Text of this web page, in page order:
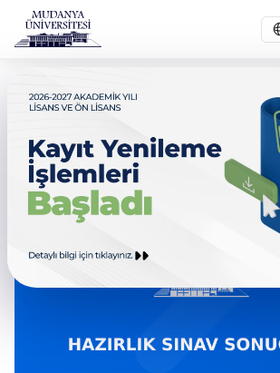
← Tüm duyurular
Zorunlu Hazırlık Sınav
Sonuçları Açıklanmıştır